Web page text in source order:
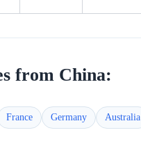
from China:
France Germany Australia